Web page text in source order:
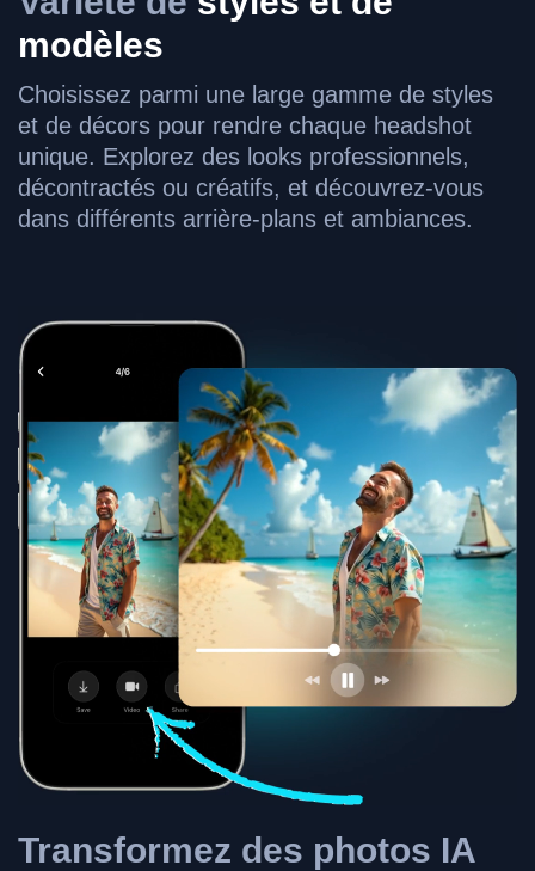
modèles
Choisissez parmi une large gamme de styles
et de décors pour rendre chaque headshot
unique. Explorez des looks professionnels,
décontractés ou créatifs, et découvrez-vous
dans différents arrière-plans et ambiances.
Transformez des photos IA